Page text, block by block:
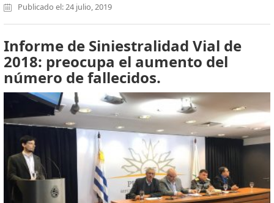
Publicado el: 24 julio, 2019
Informe de Siniestralidad Vial de
2018: preocupa el aumento del
número de fallecidos.